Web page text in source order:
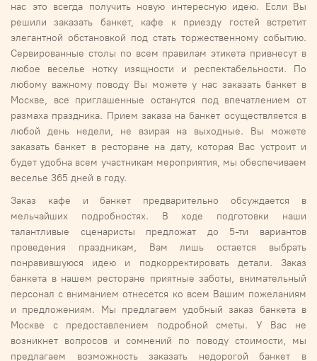
нас это всегда получить новую интересную идею. Если Вы
решили заказать банкет, кафе к приезду гостей встретит
элегантной обстановкой под стать торжественному событию.
Сервированные столы по всем правилам этикета привнесут в
любое веселье нотку изящности и респектабельности. По
любому важному поводу Вы можете у нас заказать банкет в
Москве, все приглашенные останутся под впечатлением от
размаха праздника. Прием заказа на банкет осуществляется в
любой день недели, не взирая на выходные. Вы можете
заказать банкет в ресторане на дату, которая Вас устроит и
будет удобна всем участникам мероприятия, мы обеспечиваем
веселье 365 дней в году.
Заказ кафе и банкет предварительно обсуждается в
мельчайших подробностях. В ходе подготовки наши
талантливые сценаристы предложат до 5-ти вариантов
проведения праздникам, Вам лишь остается выбрать
понравившуюся идею и подкорректировать детали. Заказ
банкета в нашем ресторане приятные заботы, внимательный
персонал с вниманием отнесется ко всем Вашим пожеланиям
и предложениям. Мы предлагаем удобный заказ банкета в
Москве с предоставлением подробной сметы. У Вас не
возникнет вопросов и сомнений по поводу стоимости, мы
предлагаем возможность заказать недорогой банкет в